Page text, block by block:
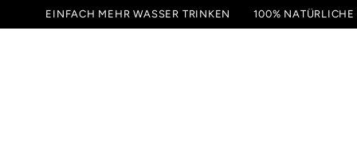
INHALT
SPRINGEN
EINFACH MEHR WASSER TRINKEN 100% NATÜRLICHE
GETRÄNKE